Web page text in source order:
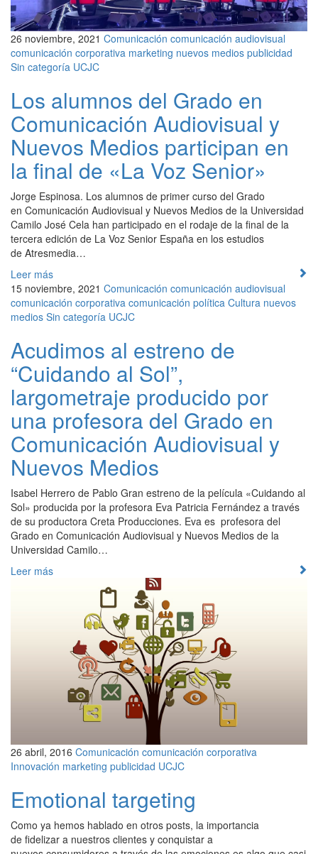
26 noviembre, 2021 Comunicación comunicación audiovisual
comunicación corporativa marketing nuevos medios publicidad
Sin categoría UCJC
Los alumnos del Grado en
Comunicación Audiovisual y
Nuevos Medios participan en
la final de «La Voz Senior»
Jorge Espinosa. Los alumnos de primer curso del Grado
en Comunicación Audiovisual y Nuevos Medios de la Universidad
Camilo José Cela han participado en el rodaje de la final de la
tercera edición de La Voz Senior España en los estudios
de Atresmedia…
Leer más
15 noviembre, 2021 Comunicación comunicación audiovisual
comunicación corporativa comunicación política Cultura nuevos
medios Sin categoría UCJC
Acudimos al estreno de
“Cuidando al Sol”,
largometraje producido por
una profesora del Grado en
Comunicación Audiovisual y
Nuevos Medios
Isabel Herrero de Pablo Gran estreno de la película «Cuidando al
Sol» producida por la profesora Eva Patricia Fernández a través
de su productora Creta Producciones. Eva es profesora del
Grado en Comunicación Audiovisual y Nuevos Medios de la
Universidad Camilo…
Leer más
26 abril, 2016 Comunicación comunicación corporativa
Innovación marketing publicidad UCJC
Emotional targeting
Como ya hemos hablado en otros posts, la importancia
de fidelizar a nuestros clientes y conquistar a